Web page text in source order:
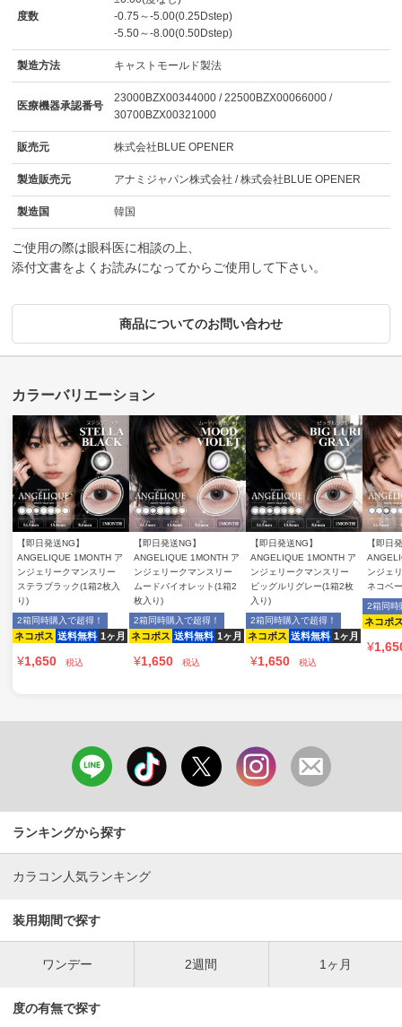
度数
-0.75～-5.00(0.25Dstep)
-5.50～-8.00(0.50Dstep)
製造方法 キャストモールド製法
医療機器承認番号
23000BZX00344000 / 22500BZX00066000 /
30700BZX00321000
販売元 株式会社BLUE OPENER
製造販売元 アナミジャパン株式会社 / 株式会社BLUE OPENER
製造国 韓国
ご使用の際は眼科医に相談の上、
添付文書をよくお読みになってからご使用して下さい。
商品についてのお問い合わせ
【即日発送NG】
ANGELIQUE 1MONTH ア
ンジェリークマンスリー
ステラブラック(1箱2枚入
り)
ネコポス 送料無料 1ヶ月
2箱同時購入で超得！
¥1,650 税込
【即日発送NG】
ANGELIQUE 1MONTH ア
ンジェリークマンスリー
ムードバイオレット(1箱2
枚入り)
ネコポス 送料無料 1ヶ月
2箱同時購入で超得！
¥1,650 税込
【即日発送NG】
ANGELIQUE 1MONTH ア
ンジェリークマンスリー
ビッグルリグレー(1箱2枚
入り)
ネコポス 送料無料 1ヶ月
2箱同時購入で超得！
¥1,650 税込
【即日
ンジェ
ネコベ
ネコポ
2箱同時
¥
ランキングから探す
カラコン人気ランキング
装用期間で探す
ワンデー 2週間 1ヶ月
度の有無で探す